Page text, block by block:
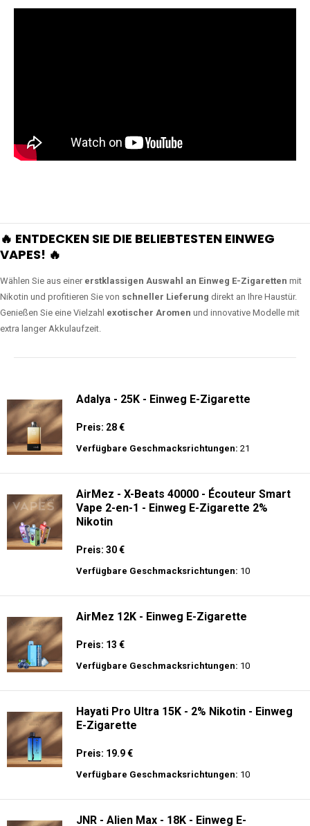
🔥 ENTDECKEN SIE DIE BELIEBTESTEN EINWEG
VAPES! 🔥
Wählen Sie aus einer erstklassigen Auswahl an Einweg E-Zigaretten mit
Nikotin und profitieren Sie von schneller Lieferung direkt an Ihre Haustür.
Genießen Sie eine Vielzahl exotischer Aromen und innovative Modelle mit
extra langer Akkulaufzeit.
Adalya - 25K - Einweg E-Zigarette
Preis: 28 €
Verfügbare Geschmacksrichtungen: 21
AirMez - X-Beats 40000 - Écouteur Smart
Vape 2-en-1 - Einweg E-Zigarette 2%
Nikotin
Preis: 30 €
Verfügbare Geschmacksrichtungen: 10
AirMez 12K - Einweg E-Zigarette
Preis: 13 €
Verfügbare Geschmacksrichtungen: 10
Hayati Pro Ultra 15K - 2% Nikotin - Einweg
E-Zigarette
Preis: 19.9 €
Verfügbare Geschmacksrichtungen: 10
JNR - Alien Max - 18K - Einweg E-